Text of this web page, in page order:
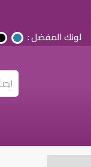
لونك المفضل :